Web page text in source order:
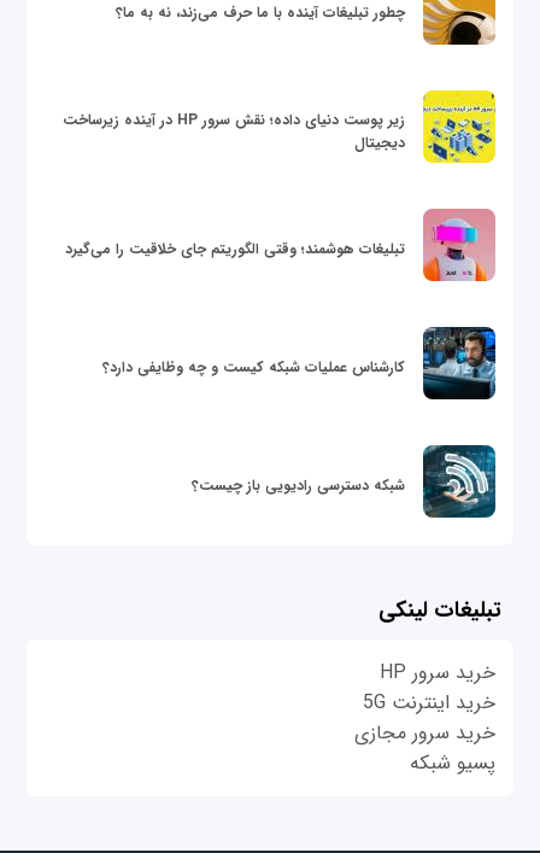
چطور تبلیغات آینده با ما حرف می‌زند، نه به ما؟
زیر پوست دنیای داده؛ نقش سرور HP در آینده زیرساخت
دیجیتال
تبلیغات هوشمند؛ وقتی الگوریتم جای خلاقیت را می‌گیرد
کارشناس عملیات شبکه کیست و چه وظایفی دارد؟
شبکه دسترسی رادیویی باز چیست؟
تبلیغات لینکی
خرید سرور HP
خرید اینترنت 5G
خرید سرور مجازی
پسیو شبکه